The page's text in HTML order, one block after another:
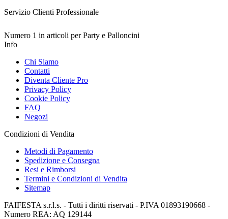
Servizio Clienti Professionale
Numero 1 in articoli per Party e Palloncini
Info
Chi Siamo
Contatti
Diventa Cliente Pro
Privacy Policy
Cookie Policy
FAQ
Negozi
Condizioni di Vendita
Metodi di Pagamento
Spedizione e Consegna
Resi e Rimborsi
Termini e Condizioni di Vendita
Sitemap
FAIFESTA s.r.l.s. - Tutti i diritti riservati - P.IVA 01893190668 -
Numero REA: AQ 129144